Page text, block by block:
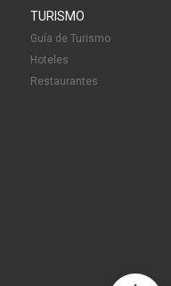
TURISMO
Guía de Turismo
Hoteles
Restaurantes